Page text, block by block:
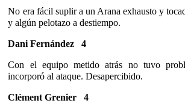
No era fácil suplir a un Arana exhausto y
y algún pelotazo a destiempo.
Dani Fernández 4
Con el equipo metido atrás no tuvo
incorporó al ataque. Desapercibido.
Clément Grenier 4